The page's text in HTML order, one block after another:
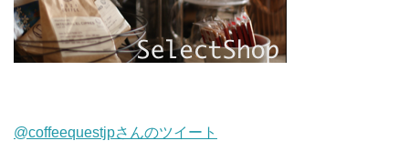
@coffeequestjpさんのツイート